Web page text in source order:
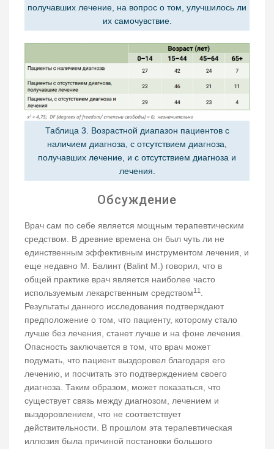
получавших лечение, на вопрос о том, улучшилось ли
их самочувствие.
Таблица 3. Возрастной диапазон пациентов с
наличием диагноза, с отсутствием диагноза,
получавших лечение, и с отсутствием диагноза и
лечения.
Обсуждение
Врач сам по себе является мощным терапевтическим
средством. В древние времена он был чуть ли не
единственным эффективным инструментом лечения, и
еще недавно М. Балинт (Balint M.) говорил, что в
общей практике врач является наиболее часто
используемым лекарственным средством11 .
Результаты данного исследования подтверждают
предположение о том, что пациенту, которому стало
лучше без лечения, станет лучше и на фоне лечения.
Опасность заключается в том, что врач может
подумать, что пациент выздоровел благодаря его
лечению, и посчитать это подтверждением своего
диагноза. Таким образом, может показаться, что
существует связь между диагнозом, лечением и
выздоровлением, что не соответствует
действительности. В прошлом эта терапевтическая
иллюзия была причиной постановки большого